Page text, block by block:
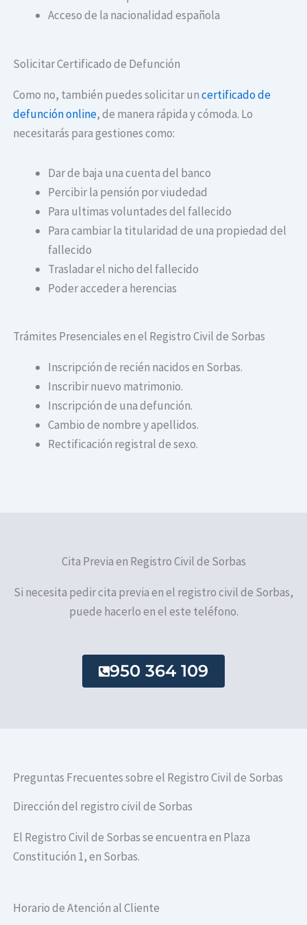
Acceso de la nacionalidad española
Solicitar Certificado de Defunción
Como no, también puedes solicitar uncertificado de
defunción online, de manera rápida y cómoda. Lo
necesitarás para gestiones como:
Dar de baja una cuenta del banco
Percibir la pensión por viudedad
Para ultimas voluntades del fallecido
Para cambiar la titularidad de una propiedad del
fallecido
Trasladar el nicho del fallecido
Poder acceder a herencias
Trámites Presenciales en el Registro Civil de Sorbas
Inscripción de recién nacidos en Sorbas.
Inscribir nuevo matrimonio.
Inscripción de una defunción.
Cambio de nombre y apellidos.
Rectificación registral de sexo.
Cita Previa en Registro Civil de Sorbas
Si necesita pedir cita previa en el registro civil de Sorbas,
puede hacerlo en el este teléfono.
950 364 109
Preguntas Frecuentes sobre el Registro Civil de Sorbas
Dirección del registro civil de Sorbas
El Registro Civil de Sorbas se encuentra en Plaza
Constitución 1, en Sorbas.
Horario de Atención al Cliente